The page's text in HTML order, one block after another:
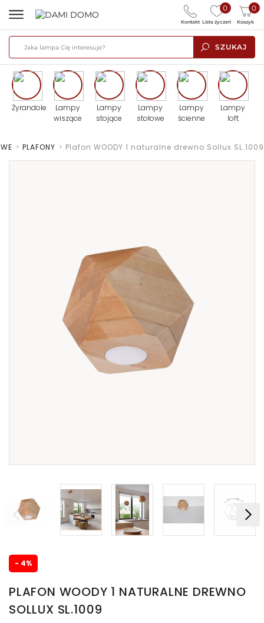
SZUKAJ
0
Lista życzeń
0
Koszyk
Kontakt
Żyrandole
Lampy
wiszące
Lampy
stojące
Lampy
stołowe
Lampy
ścienne
Lampy
loft
> PLAFONY > Plafon WOODY 1 naturalne drewno Sollux SL.1009
- 4%
PLAFON WOODY 1 NATURALNE DREWNO
SOLLUX SL.1009